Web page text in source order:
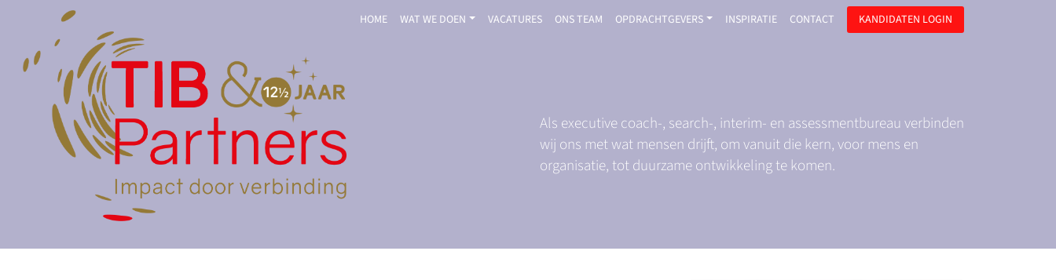
HOME WAT WE DOEN VACATURES ONS TEAM OPDRACHTGEVERS INSPIRATIE CONTACT KANDIDATEN LOGIN
Als executive coach-, search-, interim- en assessmentbureau verbinden
wij ons met wat mensen drijft, om vanuit die kern, voor mens en
organisatie, tot duurzame ontwikkeling te komen.